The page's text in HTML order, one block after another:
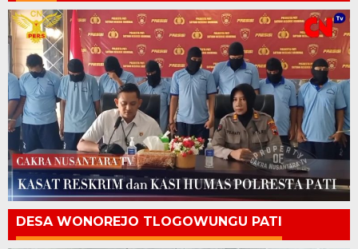
DESA WONOREJO TLOGOWUNGU PATI